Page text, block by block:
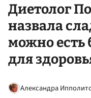
Диетолог
назвала
можно есть
для
Александра